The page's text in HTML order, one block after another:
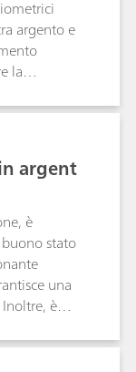
studio in
di
di
argento e
la
commercio
in
descrive
AgI o
argent
è
stato
una
è
è